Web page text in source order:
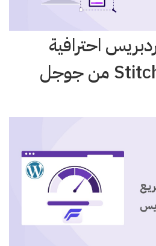
احترافية